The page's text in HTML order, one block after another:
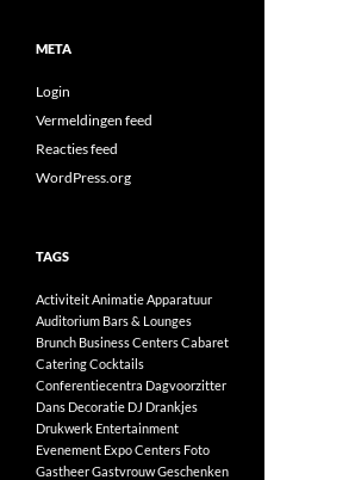
META
Login
Vermeldingen feed
Reacties feed
WordPress.org
TAGS
ActiviteitAnimatieApparatuur
Auditorium Bars & Lounges
Brunch Business CentersCabaret
CateringCocktails
Conferentiecentra Dagvoorzitter
Dans Decoratie DJ Drankjes
Drukwerk Entertainment
Evenement Expo Centers Foto
GastheerGastvrouwGeschenken